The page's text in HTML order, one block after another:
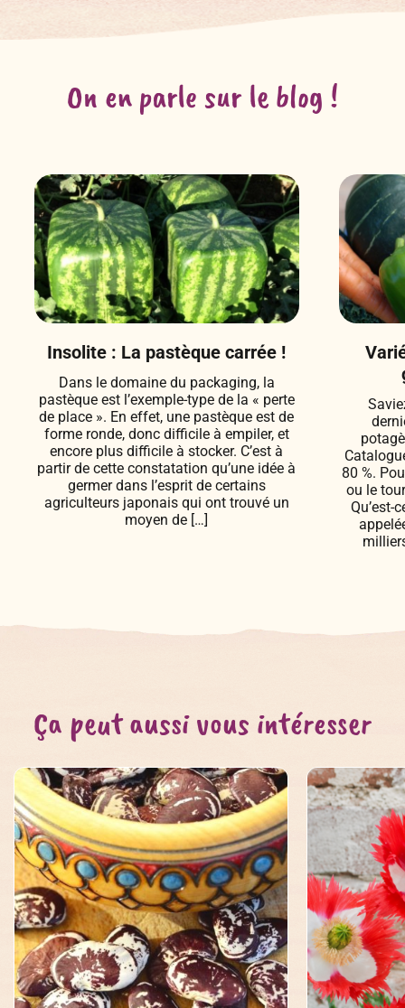
On en parle sur le blog !
Insolite : La pastèque carrée !
Dans le domaine du packaging, la
pastèque est l’exemple-type de la « perte
de place ». En effet, une pastèque est de
forme ronde, donc difficile à empiler, et
encore plus difficile à stocker. C’est à
partir de cette constatation qu’une idée à
germer dans l’esprit de certains
agriculteurs japonais qui ont trouvé un
moyen de […]
80 %.
ou le
Qu’est-
Ça peut aussi vous intéresser